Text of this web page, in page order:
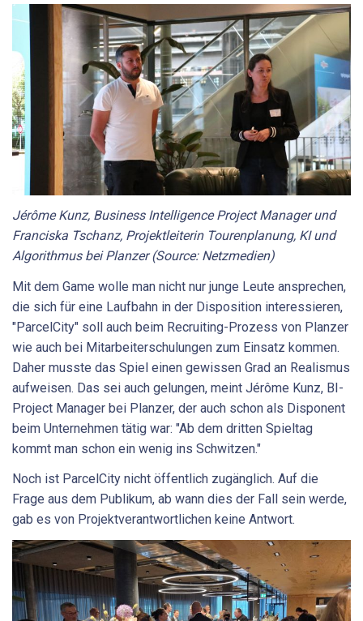
Jérôme Kunz, Business Intelligence Project Manager und
Franciska Tschanz, Projektleiterin Tourenplanung, KI und
Algorithmus bei Planzer (Source: Netzmedien)
Mit dem Game wolle man nicht nur junge Leute ansprechen,
die sich für eine Laufbahn in der Disposition interessieren,
"ParcelCity" soll auch beim Recruiting-Prozess von Planzer
wie auch bei Mitarbeiterschulungen zum Einsatz kommen.
Daher musste das Spiel einen gewissen Grad an Realismus
aufweisen. Das sei auch gelungen, meint Jérôme Kunz, BI-
Project Manager bei Planzer, der auch schon als Disponent
beim Unternehmen tätig war: "Ab dem dritten Spieltag
kommt man schon ein wenig ins Schwitzen."
Noch ist ParcelCity nicht öffentlich zugänglich. Auf die
Frage aus dem Publikum, ab wann dies der Fall sein werde,
gab es von Projektverantwortlichen keine Antwort.